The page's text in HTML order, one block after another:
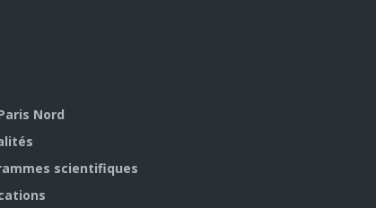
Nord
scientifiques